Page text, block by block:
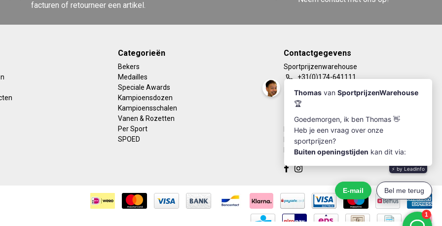
facturen of retourneer een artikel.
Categorieën
Bekers
Medailles
Speciale Awards
Kampioensdozen
Kampioensschalen
Vanen & Rozetten
Per Sport
SPOED
Contactgegevens
Sportprijzenwarehouse
+31(0)174-641111
info@sportprijzenwarehouse.nl
Kleine Woerdlaan 19
KvK Number: 63249286
BTW-number: NL002184030B77
Bankrekening: NL67RABO0125923279